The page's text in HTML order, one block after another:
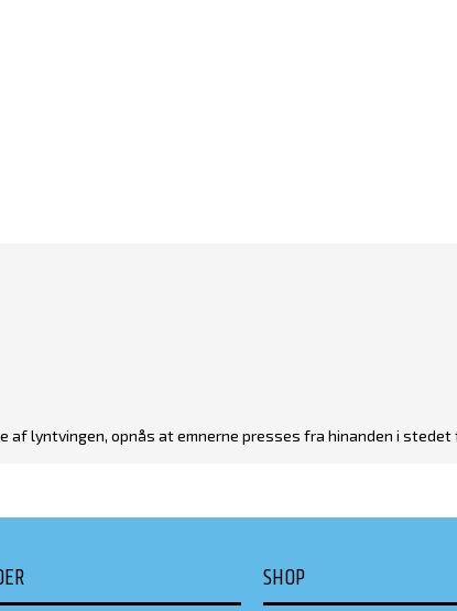
lyntvingen, opnås at emnerne presses fra hinanden i stedet
SHOP